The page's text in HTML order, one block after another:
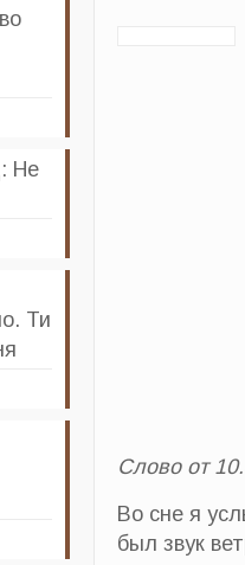
Слово от
Во сне я
был звук
Не
Ти